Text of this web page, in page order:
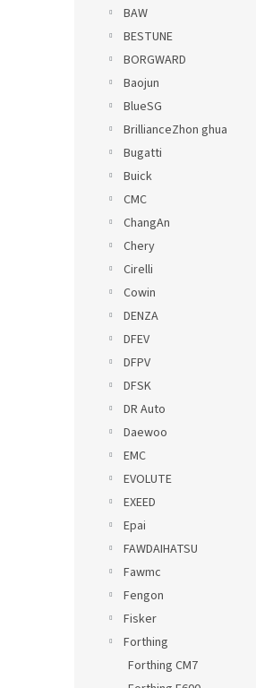
BAW
BESTUNE
BORGWARD
Baojun
BlueSG
BrillianceZhon ghua
Bugatti
Buick
CMC
ChangAn
Chery
Cirelli
Cowin
DENZA
DFEV
DFPV
DFSK
DR Auto
Daewoo
EMC
EVOLUTE
EXEED
Epai
FAWDAIHATSU
Fawmc
Fengon
Fisker
Forthing
Forthing CM7